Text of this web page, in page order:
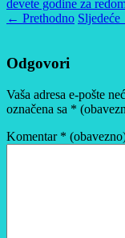
devete godine za
← Prethodno
Odgovori
Vaša adresa e-pošte
označena sa *
Komentar *